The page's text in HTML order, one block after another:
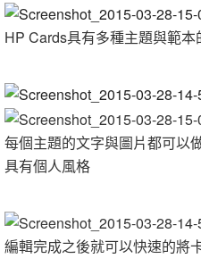
HP Cards具有多種主題與範
每個主題的文字與圖片都可以
具有個人風格
編輯完成之後就可以快速的將